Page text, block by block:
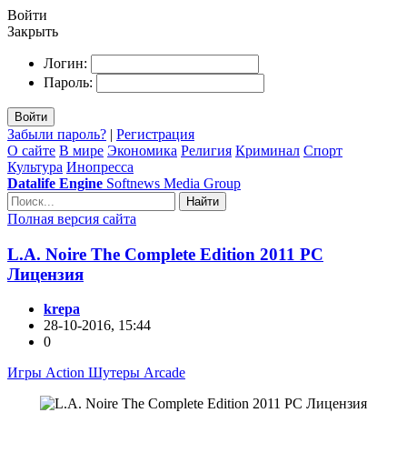
Войти
Закрыть
Логин:
Пароль:
Войти
Забыли пароль? | Регистрация
О сайте В мире Экономика Религия Криминал Спорт
Культура Инопресса
Datalife Engine Softnews Media Group
Найти
Полная версия сайта
L.A. Noire The Complete Edition 2011 PC
Лицензия
krepa
28-10-2016, 15:44
0
Игры Action Шутеры Arcade